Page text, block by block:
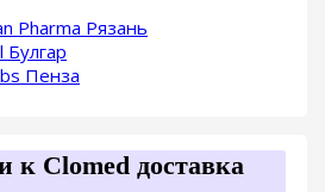
Pharma Рязань
Булгар
Пенза
к Clomed доставка